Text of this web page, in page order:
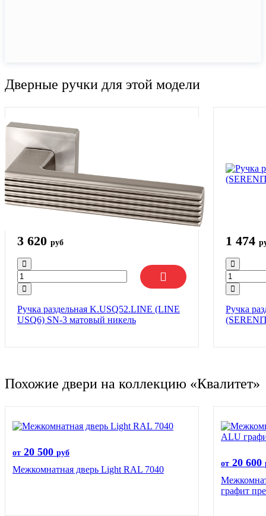
Дверные ручки для этой модели
3 620 руб
Ручка раздельная K.USQ52.LINE (LINE
USQ6) SN-3 матовый никель
1 474
Ручка
Похожие двери на коллекцию «Квалитет»
от 20 500 руб
Межкомнатная дверь Light RAL 7040
от 20 600
графит